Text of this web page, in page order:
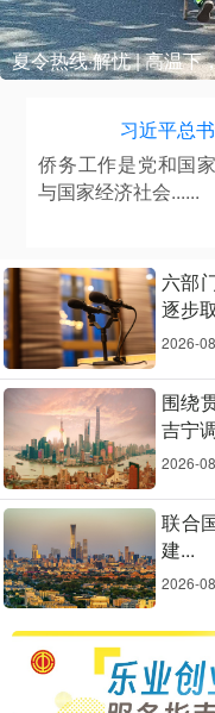
夏令热线·解忧 | 高温下
习近平总
侨务工作是党和国
与国家经济社会......
六部
逐步
2026-
围绕
吉宁
2026-
联合
建...
2026-